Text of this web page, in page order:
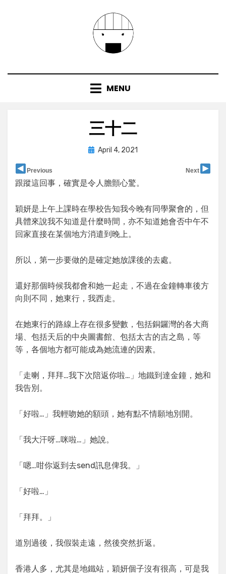
MENU
三十二
byuser
Posted
April 4, 2021
Previous Next
跟蹤這回事，確實是令人膽顫心驚。
穎妍是上午上課時在學校告知我今晚有同學聚會的，但
具體來說我不知道是什麼時間，亦不知道她會否中午不
回家直接在某個地方消遣到晚上。
所以，第一步要做的是確定她放課後的去處。
還好那個時候我都會和她一起走，不過在金鐘轉車後方
向則不同，她東行，我西走。
在她東行的路線上存在很多變數，包括銅鑼灣的各大商
場、包括天后的中央圖書館、包括太古的吉之島，等
等，各個地方都可能成為她流連的因素。
「走喇，拜拜…我下次陪返你啦…」地鐵到達金鐘，她和
我告別。
「好啦…」我輕吻她的額頭，她有點不情願地別開。
「我大汗呀…咪啦…」她說。
「嗯…咁你返到去send訊息俾我。」
「好啦…」
「拜拜。」
道別過後，我假裝走遠，然後突然折返。
香港人多，尤其是地鐵站，穎妍個子沒有很高，可是我